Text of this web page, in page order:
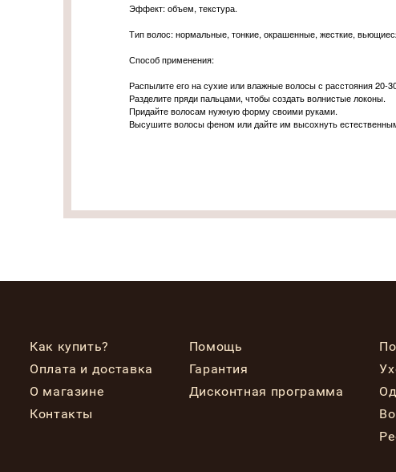
Эффект: объем, текстура.
Тип волос: нормальные, тонкие, окрашенные, жесткие,
Способ применения:
Распылите его на сухие или влажные волосы с расстояния 20-
Разделите пряди пальцами, чтобы создать волнистые локоны.
Придайте волосам нужную форму своими руками.
Высушите волосы феном или дайте им высохнуть
Как купить?
Оплата и доставка
О магазине
Контакты
Помощь
Гарантия
Дисконтная программа